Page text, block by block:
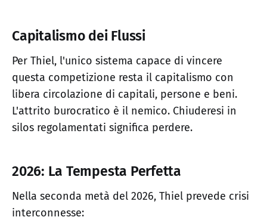
Capitalismo dei Flussi
Per Thiel, l'unico sistema capace di vincere
questa competizione resta il capitalismo con
libera circolazione di capitali, persone e beni.
L'attrito burocratico è il nemico. Chiuderesi in
silos regolamentati significa perdere.
2026: La Tempesta Perfetta
Nella seconda metà del 2026, Thiel prevede crisi
interconnesse: